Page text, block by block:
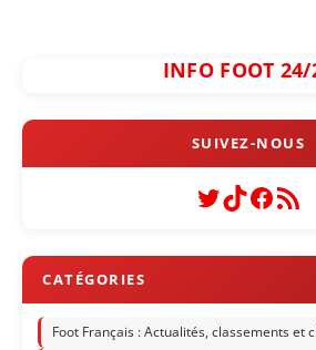
INFO FOOT 24/
Twitter
TikTok
Flux RSS
Foot Français : Actualités, classements et